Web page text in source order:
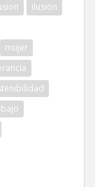
ilusión
mujer